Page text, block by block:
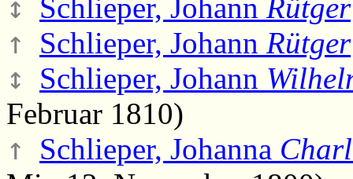
↕ Schlieper, Johann Rütger
↑ Schlieper, Johann Rütger
↕ Schlieper, Johann
Februar 1810)
↑ Schlieper, Johanna